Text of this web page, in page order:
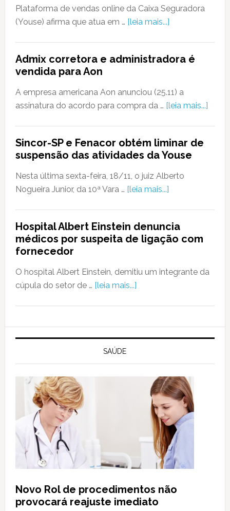
Plataforma de vendas online da Caixa Seguradora
(Youse) afirma que atua em … [leia mais...]
Admix corretora e administradora é
vendida para Aon
A empresa americana Aon anunciou (25.11) a
assinatura do acordo para compra da … [leia mais...]
Sincor-SP e Fenacor obtém liminar de
suspensão das atividades da Youse
Nesta última sexta-feira, 18/11, o juiz Alberto
Nogueira Junior, da 10ª Vara … [leia mais...]
Hospital Albert Einstein denuncia
médicos por suspeita de ligação com
fornecedor
O hospital Albert Einstein, demitiu um integrante da
cúpula do setor de … [leia mais...]
SAÚDE
Novo Rol de procedimentos não
provocará reajuste imediato